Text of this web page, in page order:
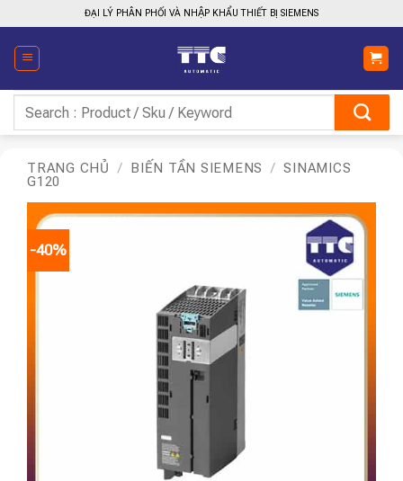
qua
nội
dung
ĐẠI LÝ PHÂN PHỐI VÀ NHẬP KHẨU THIẾT BỊ SIEMENS
kiếm:
TRANG CHỦ / BIẾN TẦN SIEMENS / SINAMICS
G120
-40%